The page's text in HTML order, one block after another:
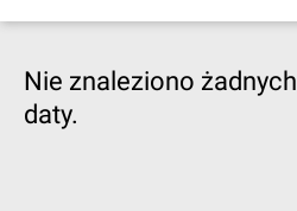
Nie znaleziono
daty.